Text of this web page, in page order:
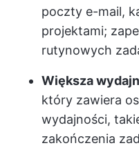
poczty e-mail,
projektami;
rutynowych
Większa
który zawiera
wydajności,
zakończenia